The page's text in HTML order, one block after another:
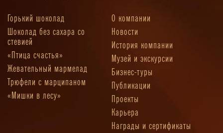
Горький шоколад
Шоколад без сахара со
стевией
«Птица счастья»
Жевательный мармелад
Трюфели с марципаном
«Мишки в лесу»
О компании
Новости
История компании
Музей и экскурсии
Бизнес-туры
Публикации
Проекты
Карьера
Награды и сертификаты